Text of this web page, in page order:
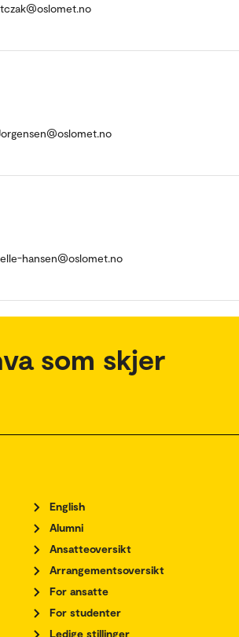
hansen@oslomet.no
som skjer
English
Alumni
Ansatteoversikt
Arrangementsoversikt
For ansatte
For studenter
Ledige stillinger